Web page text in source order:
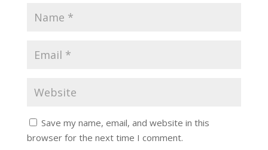
Save my name, email, and website in this
browser for the next time I comment.